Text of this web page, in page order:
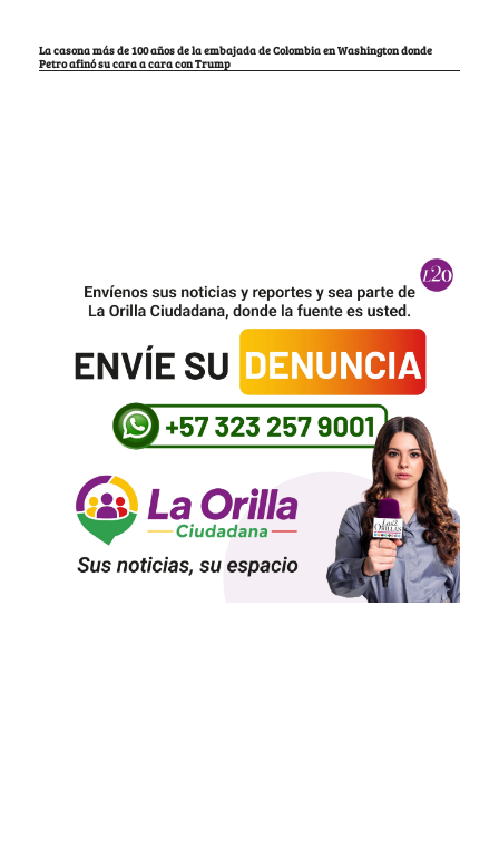
La casona más de 100 años de la embajada de Colombia en Washington donde
Petro afinó su cara a cara con Trump